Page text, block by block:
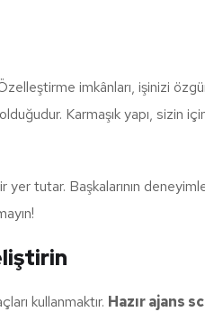
imkânları, işinizi
Karmaşık yapı, sizin
tutar. Başkalarının
kullanmaktır. Hazır ajans